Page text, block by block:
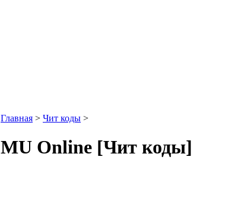
Главная > Чит коды >
МU Оnline [Чит коды]